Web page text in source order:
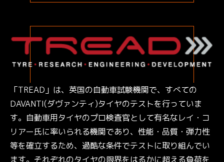
「TREAD」は、英国の自動車試験機関で、すべての
DAVANTI(ダヴァンティ)タイヤのテストを行っていま
す。自動車用タイヤのプロ検査官として有名なレイ・コ
リアー氏に率いられる機関であり、性能・品質・弾力性
等を確立するため、過酷な条件でテストに取り組んでい
ます。それぞれのタイヤの限界をはるかに超える負荷を